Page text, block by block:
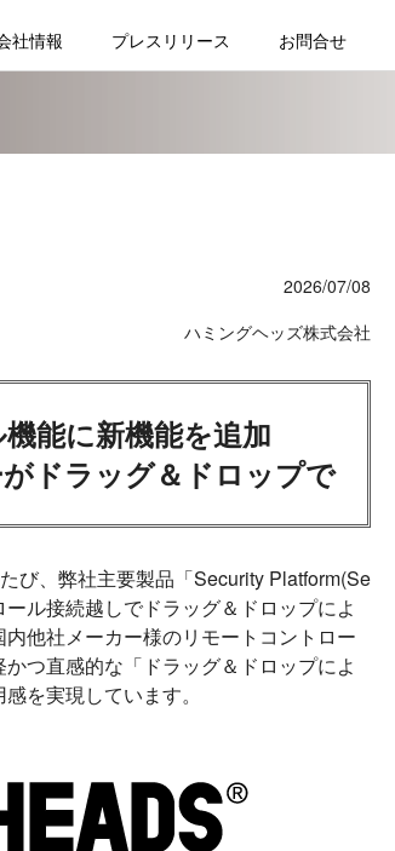
社情報 プレスリリース お問合せ
2026/07/08
ハミングヘッズ株式会社
能に新機能を追加
ドラッグ＆ドロップで
び、弊社主要製品「Security Platform(Se
ル接続越しでドラッグ＆ドロップによ
他社メーカー様のリモートコントロー
つ直感的な「ドラッグ＆ドロップによ
を実現しています。